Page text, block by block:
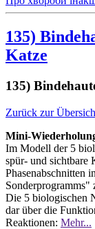
135)
Katze
135)
Zurück zur
Mini-
Im Modell der 5
spür- und sichtbare
Phasenabschnitten
Sonderprogramms"
Die 5 biologischen
dar über die
Reaktionen: Mehr...